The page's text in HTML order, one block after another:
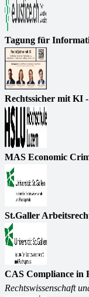
Tagung für
Rechtssicher mit KI
MAS Economic
St.Galler
CAS Compliance in
Rechtswissenschaft